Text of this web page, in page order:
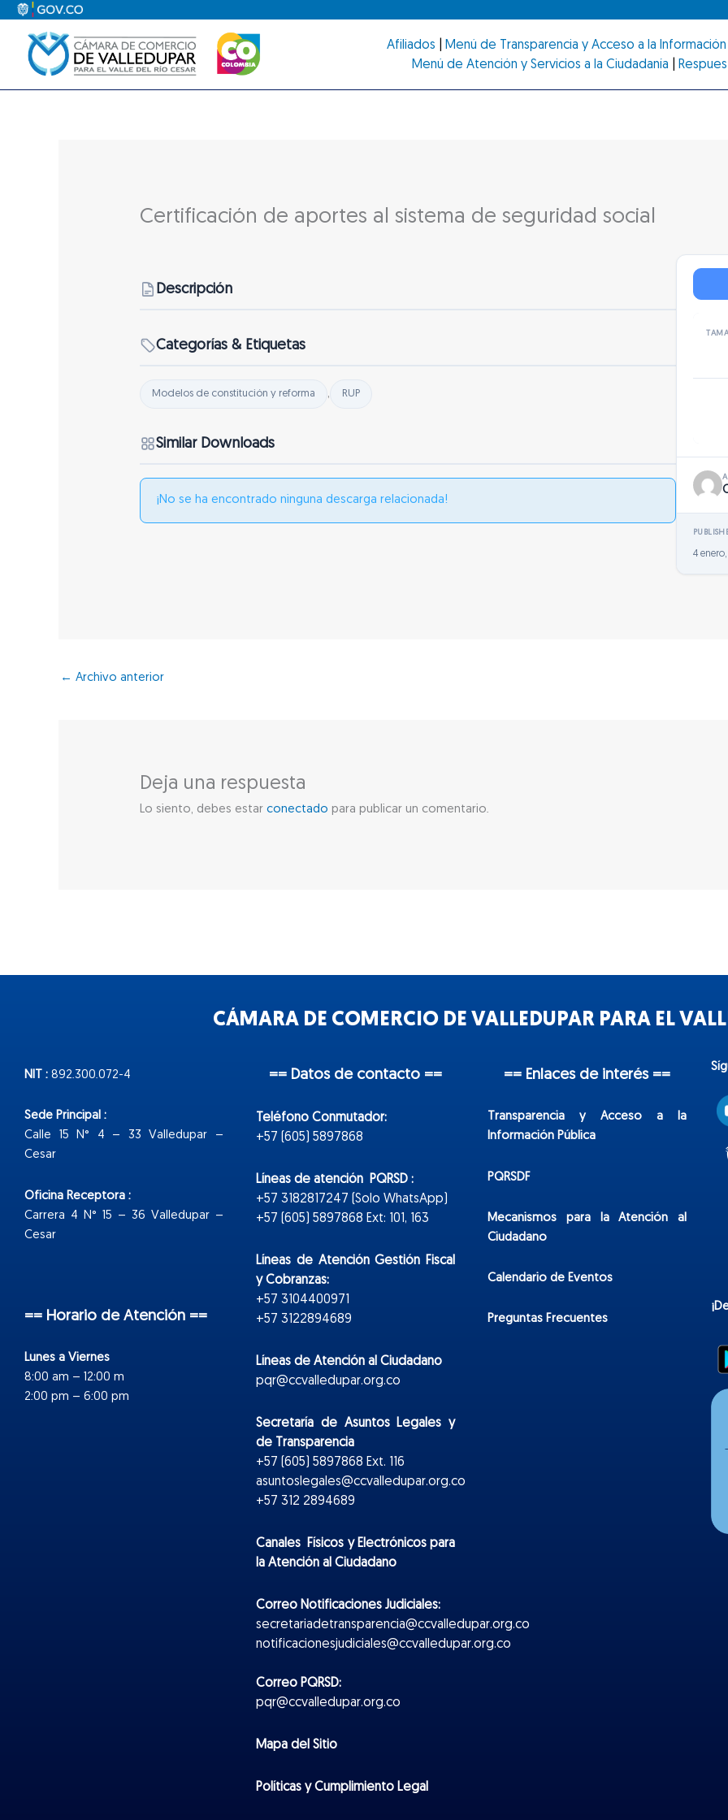
contenido
Afiliados Menú de Transparencia y Acceso a la Información
Menú de Atención y Servicios a la Ciudadanía
Certificación de aportes al sistema de seguridad social
Descripción
Categorías & Etiquetas
Modelos de constitución y reforma , RUP
Similar Downloads
¡No se ha encontrado ninguna descarga relacionada!
4
← Archivo anterior
Deja una respuesta
Lo siento, debes estarconectado para publicar un comentario.
CÁMARA DE COMERCIO DE VALLEDUPAR PARA EL
NIT : 892.300.072-4
Sede Principal :
Calle 15 N° 4 – 33 Valledupar –
Cesar
Oficina Receptora :
Carrera 4 N° 15 – 36 Valledupar –
Cesar
== Horario de Atención ==
Lunes a Viernes
8:00 am – 12:00 m
2:00 pm – 6:00 pm
== Datos de contacto ==
Teléfono Conmutador:
+57 (605) 5897868
Líneas de atención PQRSD :
+57 3182817247 (Solo WhatsApp)
+57 (605) 5897868 Ext: 101, 163
Líneas de Atención Gestión Fiscal
y Cobranzas:
+57 3104400971
+57 3122894689
Líneas de Atención al Ciudadano
pqr@ccvalledupar.org.co
Secretaría de Asuntos Legales y
de Transparencia
+57 (605) 5897868 Ext. 116
asuntoslegales@ccvalledupar.org.co
+57 312 2894689
Canales Físicos yElectrónicospara
la Atención al Ciudadano
Correo Notificaciones Judiciales:
secretariadetransparencia@ccvalledupar.org.co
notificacionesjudiciales@ccvalledupar.org.co
Correo PQRSD:
pqr@ccvalledupar.org.co
Mapa del Sitio
Políticas y Cumplimiento Legal
== Enlaces de interés ==
Transparencia y Acceso a la
Información Pública
PQRSDF
Mecanismos para la Atención al
Ciudadano
Calendario de Eventos
Preguntas Frecuentes